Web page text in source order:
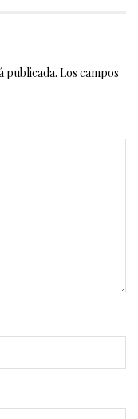
publicada. Los campos